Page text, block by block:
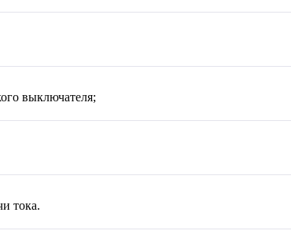
выключателя;
тока.